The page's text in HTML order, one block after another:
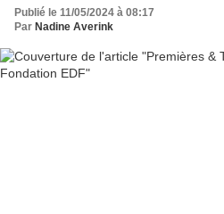
Publié le 11/05/2024 à 08:17
Par Nadine Averink